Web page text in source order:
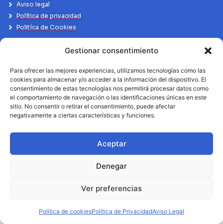
Gestionar consentimiento
Para ofrecer las mejores experiencias, utilizamos tecnologías como las
cookies para almacenar y/o acceder a la información del dispositivo. El
consentimiento de estas tecnologías nos permitirá procesar datos como
el comportamiento de navegación o las identificaciones únicas en este
sitio. No consentir o retirar el consentimiento, puede afectar
negativamente a ciertas características y funciones.
Aceptar
Denegar
Ver preferencias
Política de cookiesPolítica de PrivacidadAviso Legal
Aviso legal
Política de privacidad
Politíca de Cookies